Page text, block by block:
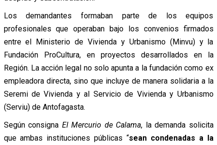
Los demandantes formaban parte de los equipos
profesionales que operaban bajo los convenios firmados
entre el Ministerio de Vivienda y Urbanismo (Minvu) y la
Fundación ProCultura, en proyectos desarrollados en la
Región. La acción legal no solo apunta a la fundación como ex
empleadora directa, sino que incluye de manera solidaria a la
Seremi de Vivienda y al Servicio de Vivienda y Urbanismo
(Serviu) de Antofagasta.
Según consigna El Mercurio de Calama, la demanda solicita
que ambas instituciones públicas “sean condenadas a la